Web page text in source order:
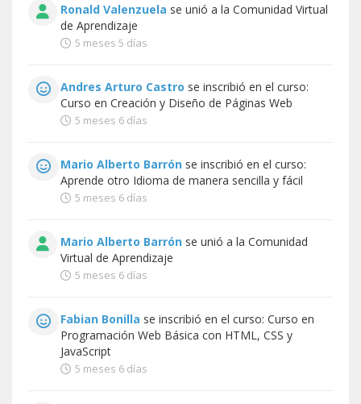
Ronald Valenzuela se unió a la Comunidad Virtual
de Aprendizaje
5 meses 5 días
Andres Arturo Castro se inscribió en el curso:
Curso en Creación y Diseño de Páginas Web
5 meses 6 días
Mario Alberto Barrón se inscribió en el curso:
Aprende otro Idioma de manera sencilla y fácil
5 meses 6 días
Mario Alberto Barrón se unió a la Comunidad
Virtual de Aprendizaje
5 meses 6 días
Fabian Bonilla se inscribió en el curso: Curso en
Programación Web Básica con HTML, CSS y
JavaScript
5 meses 6 días